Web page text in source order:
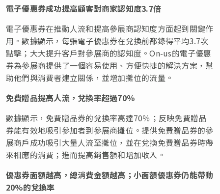
電子優惠券成功提高顧客對商家認知度3.7倍
電子優惠券在推動人流和提高參展商認知度方面起到關鍵作
用。數據顯示，每張電子優惠券在兌換前都錄得平均3.7次
點擊；大大提升客戶對參展商的認知度。On-us的電子優惠
券為參展商提供了一個容易使用、方便快捷的解決方案，幫
助他們與消費者建立關係，並增加攤位的流量。
免費贈品提高人流，兌換率超過70％
數據顯示，免費贈品券的兌換率高達70％；反映免費贈品
券能有效地吸引參加者到參展商攤位。提供免費贈品券的參
展商戶成功吸引大量人流至攤位，並在兌換免費贈品券時帶
來相應的消費；進而提高銷售額和增加收入。
優惠券面額越高，總消費金額越高；小面額優惠券仍能帶動
20%的兌換率